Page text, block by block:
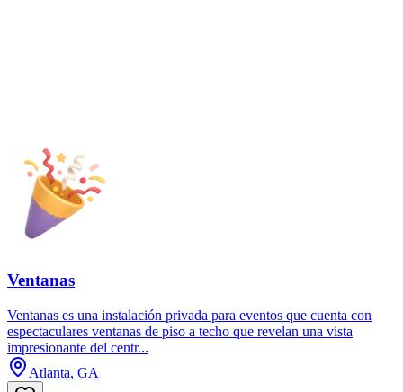
Ventanas
Ventanas es una instalación privada para eventos que cuenta con
espectaculares ventanas de piso a techo que revelan una vista
impresionante del centr...
Atlanta, GA